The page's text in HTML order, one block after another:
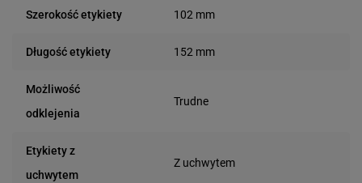
Szerokość etykiety 102 mm
Długość etykiety 152 mm
Możliwość
odklejenia
Trudne
Etykiety z
uchwytem
Z uchwytem